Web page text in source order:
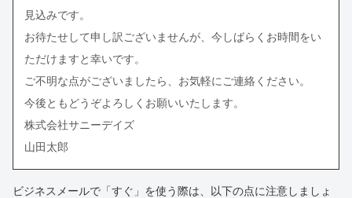
見込みです。
お待たせして申し訳ございませんが、今しばらくお時間をい
ただけますと幸いです。
ご不明な点がございましたら、お気軽にご連絡ください。
今後ともどうぞよろしくお願いいたします。
株式会社サニーデイズ
山田太郎
ビジネスメールで「すぐ」を使う際は、以下の点に注意しましょ